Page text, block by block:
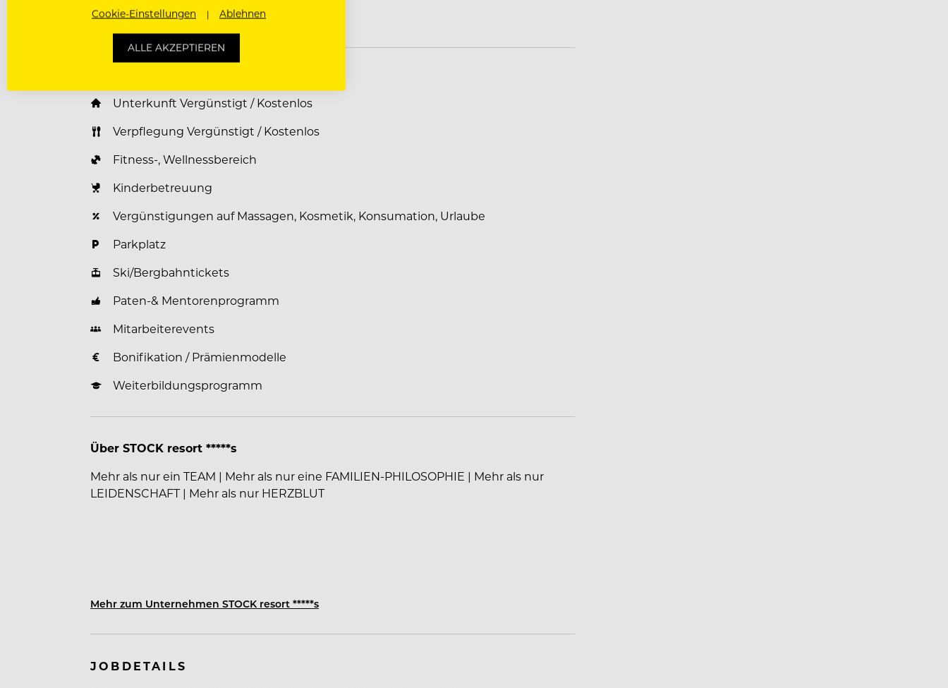
E-Mail-Adresse: bewerbung@stock.at
Unterkunft Vergünstigt / Kostenlos
Verpflegung Vergünstigt / Kostenlos
Fitness-, Wellnessbereich
Kinderbetreuung
Vergünstigungen auf Massagen, Kosmetik, Konsumation, Urlaube
Parkplatz
Ski/Bergbahntickets
Paten-& Mentorenprogramm
Mitarbeiterevents
Bonifikation / Prämienmodelle
Weiterbildungsprogramm
Über STOCK resort *****s
Mehr als nur ein TEAM | Mehr als nur eine FAMILIEN-PHILOSOPHIE | Mehr als nur
LEIDENSCHAFT | Mehr als nur HERZBLUT
"Mit denFüßenamBoden,
Mehr zum Unternehmen STOCK resort *****s
JOBDETAILS
Cookie-Einstellungen Ablehnen
ALLE AKZEPTIEREN